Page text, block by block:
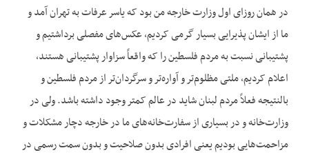
در همان روزای اول وزارت خارجه من بود که یاسر عرفات به تهران آمد و
ما از ایشان پذیرایی بسیار گرمی کردیم، عکس‌‌های مفصلی برداشتیم و
پشتیبانی نسبت به مردم فلسطین را که واقعاً سزاوار پشتیبانی هستند،
اعلام کردیم، ملتی مظلوم‌‌تر و آواره‌‌تر و سرگردان‌‌تر از مردم فلسطین و
بالنتیجه فعلاً مردم لبنان شاید در عالم کمتر وجود داشته باشد. ولی در
وزارت‌‌خانه و در بسیاری از سفارت‌‌خانه‌‌های ما در خارجه دچار مشکلات و
مزاحمت‌‌هایی بودیم یعنی افرادی بدون صلاحیت و بدون سمت رسمی در